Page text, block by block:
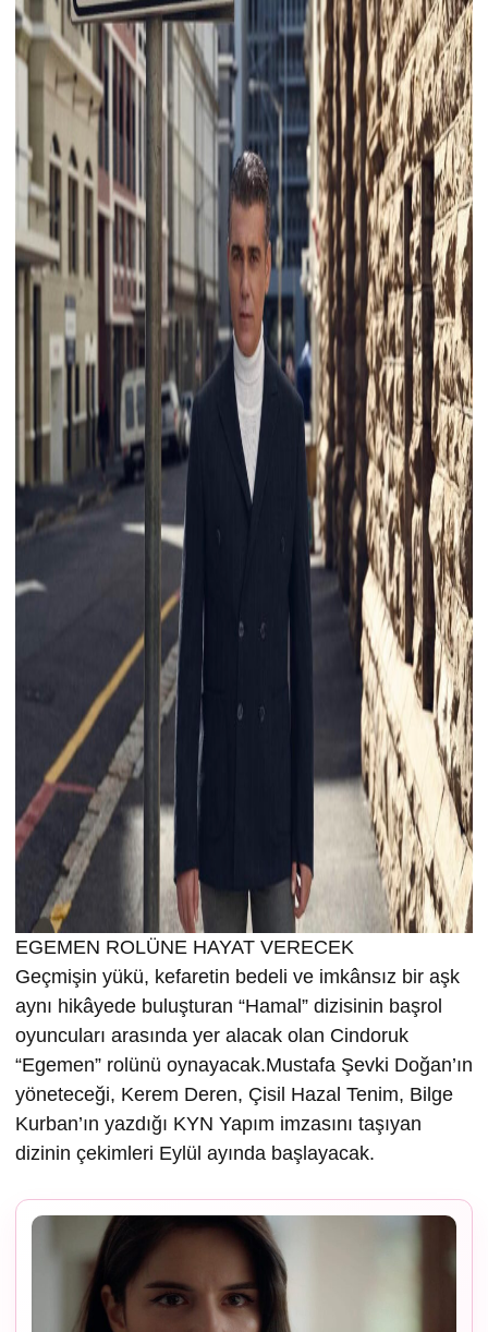
EGEMEN ROLÜNE HAYAT VERECEK
Geçmişin yükü, kefaretin bedeli ve imkânsız bir aşk
aynı hikâyede buluşturan “Hamal” dizisinin başrol
oyuncuları arasında yer alacak olan Cindoruk
“Egemen” rolünü oynayacak.Mustafa Şevki Doğan’ın
yöneteceği, Kerem Deren, Çisil Hazal Tenim, Bilge
Kurban’ın yazdığı KYN Yapım imzasını taşıyan
dizinin çekimleri Eylül ayında başlayacak.